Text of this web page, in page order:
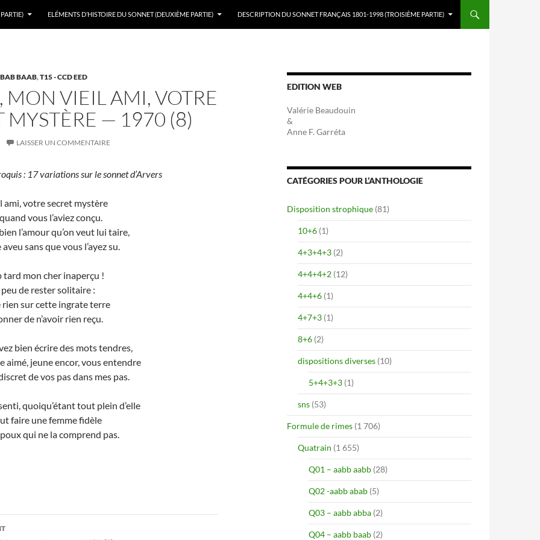
ELÉMENTS D’HISTOIRE DU SONNET (DEUXIÈME PARTIE) DESCRIPTION DU SONNET FRANÇAIS 1801-1998 (TROISIÈME PARTIE)
BAAB,T15 - CCD EED
MON VIEIL AMI, VOTRE
MYSTÈRE — 1970 (8)
LAISSER UN COMMENTAIRE
: 17 variations sur le sonnet d’Arvers
ami, votre secret mystère
vous l’aviez conçu.
l’amour qu’on veut lui taire,
sans que vous l’ayez su.
tard mon cher inaperçu !
de rester solitaire :
rien sur cette ingrate terre
de n’avoir rien reçu.
bien écrire des mots tendres,
aimé, jeune encor, vous entendre
de vos pas dans mes pas.
quoiqu’étant tout plein d’elle
faire une femme fidèle
qui ne la comprend pas.
EDITION WEB
Valérie Beaudouin
&
Anne F. Garréta
CATÉGORIES POUR L’ANTHOLOGIE
Disposition strophique (81)
10+6 (1)
4+3+4+3 (2)
4+4+4+2 (12)
4+4+6 (1)
4+7+3 (1)
8+6 (2)
dispositions diverses (10)
5+4+3+3 (1)
sns (53)
Formule de rimes (1 706)
Quatrain (1 655)
Q01 – aabb aabb (28)
Q02 -aabb abab (5)
Q03 – aabb abba (2)
Q04 – aabb baab (2)